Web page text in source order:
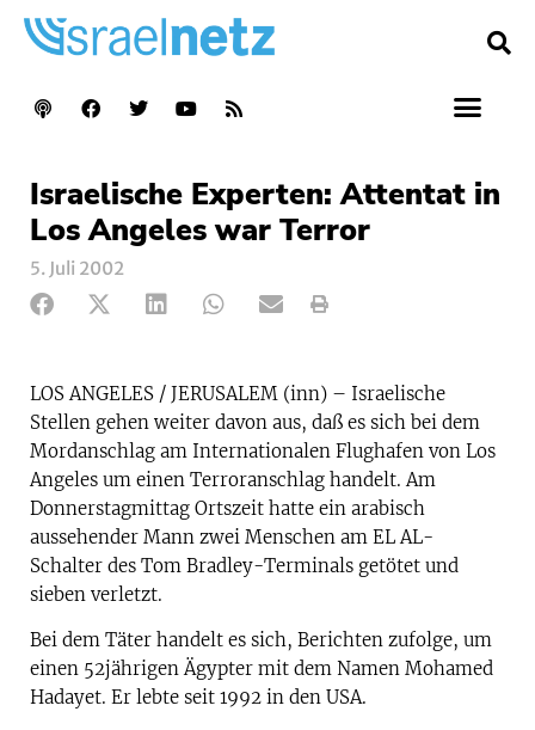
Israelische Experten: Attentat in
Los Angeles war Terror
5. Juli 2002
LOS ANGELES / JERUSALEM (inn) – Israelische
Stellen gehen weiter davon aus, daß es sich bei dem
Mordanschlag am Internationalen Flughafen von Los
Angeles um einen Terroranschlag handelt. Am
Donnerstagmittag Ortszeit hatte ein arabisch
aussehender Mann zwei Menschen am EL AL-
Schalter des Tom Bradley-Terminals getötet und
sieben verletzt.
Bei dem Täter handelt es sich, Berichten zufolge, um
einen 52jährigen Ägypter mit dem Namen Mohamed
Hadayet. Er lebte seit 1992 in den USA.